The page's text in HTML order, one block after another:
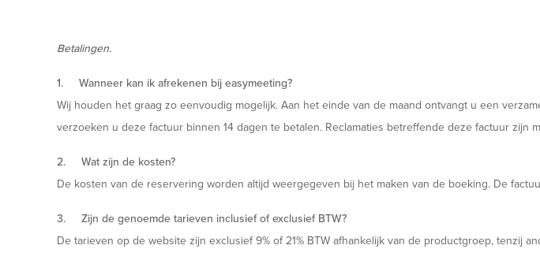
Betalingen.
1. Wanneer kan ik afrekenen bij easymeeting?
Wij houden het graag zo eenvoudig mogelijk. Aan het einde van de maand ontvangt u een
verzoeken u deze factuur binnen 14 dagen te betalen. Reclamaties betreffende deze factuur zijn
2. Wat zijn de kosten?
De kosten van de reservering worden altijd weergegeven bij het maken van de boeking. De
3. Zijn de genoemde tarieven inclusief of exclusief BTW?
De tarieven op de website zijn exclusief 9% of 21% BTW afhankelijk van de productgroep, tenzij